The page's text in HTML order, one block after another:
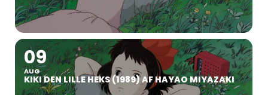
09
AUG
KIKI DEN LILLE HEKS (1989) AF HAYAO MIYAZAKI